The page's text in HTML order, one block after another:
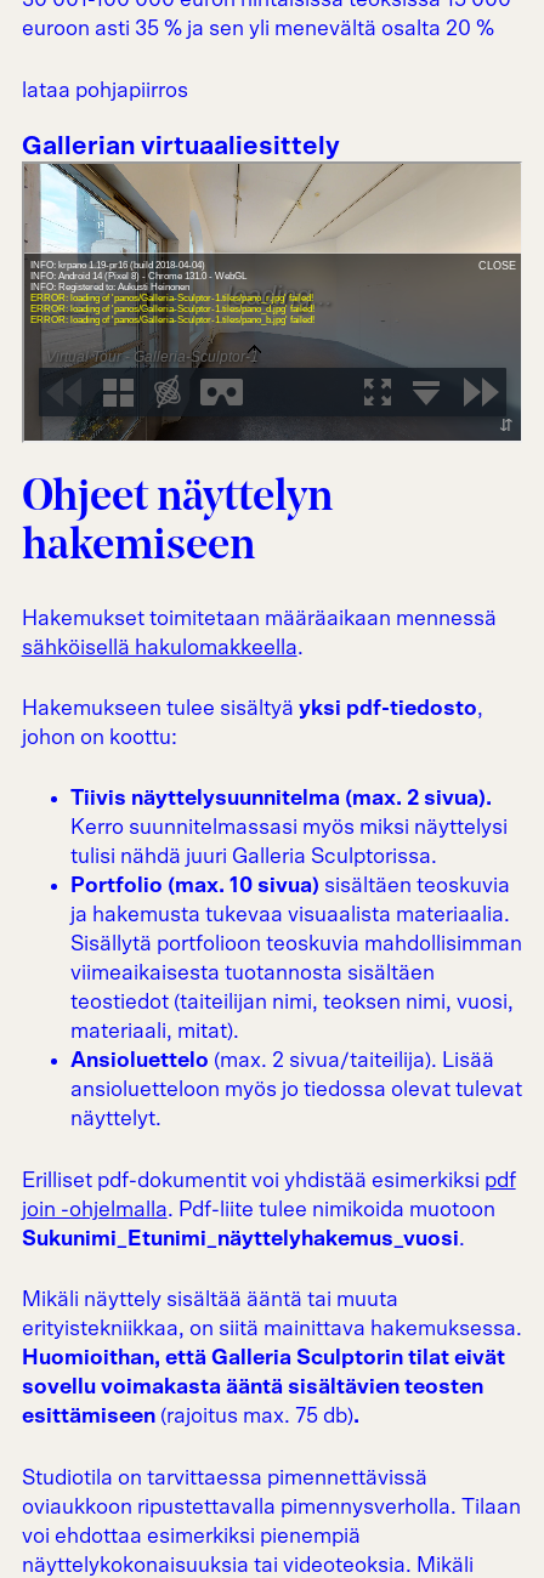
euroon asti 35 % ja sen yli menevältä osalta 20 %
lataa pohjapiirros
Gallerian virtuaaliesittely
Ohjeet näyttelyn
hakemiseen
Hakemukset toimitetaan määräaikaan mennessä
sähköisellä hakulomakkeella.
Hakemukseen tulee sisältyä yksi pdf-tiedosto,
johon on koottu:
Tiivis näyttelysuunnitelma (max. 2 sivua).
Kerro suunnitelmassasi myös miksi näyttelysi
tulisi nähdä juuri Galleria Sculptorissa.
Portfolio (max. 10 sivua) sisältäen teoskuvia
ja hakemusta tukevaa visuaalista materiaalia.
Sisällytä portfolioon teoskuvia mahdollisimman
viimeaikaisesta tuotannosta sisältäen
teostiedot (taiteilijan nimi, teoksen nimi, vuosi,
materiaali, mitat).
Ansioluettelo (max. 2 sivua/taiteilija). Lisää
ansioluetteloon myös jo tiedossa olevat tulevat
näyttelyt.
Erilliset pdf-dokumentit voi yhdistää esimerkiksi pdf
join -ohjelmalla. Pdf-liite tulee nimikoida muotoon
Sukunimi_Etunimi_näyttelyhakemus_vuosi.
Mikäli näyttely sisältää ääntä tai muuta
erityistekniikkaa, on siitä mainittava hakemuksessa.
Huomioithan, että Galleria Sculptorin tilat eivät
sovellu voimakasta ääntä sisältävien teosten
esittämiseen(rajoitus max. 75 db).
Studiotila on tarvittaessa pimennettävissä
oviaukkoon ripustettavalla pimennysverholla. Tilaan
voi ehdottaa esimerkiksi pienempiä
näyttelykokonaisuuksia tai videoteoksia. Mikäli